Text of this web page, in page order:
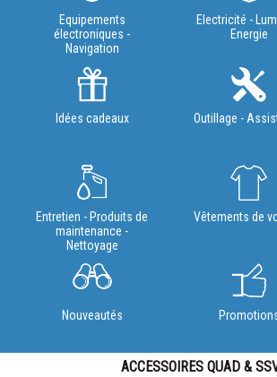
Equipements
électroniques -
Navigation
Electricité -
Energie
Idées cadeaux Outillage -
Entretien - Produits de
maintenance -
Nettoyage
Vêtements de
Nouveautés
ACCESSOIRES QUAD &